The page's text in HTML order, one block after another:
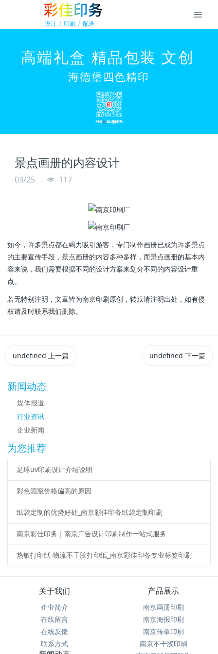
景点画册的内容设计
03/25 117
如今，许多景点都在竭力吸引游客，专门制作画册已成为许多景点
的主要宣传手段，景点画册的内容多种多样，而景点画册的基本内
容来说，我们需要根据不同的设计方案来划分不同的内容设计重
点。
若无特别注明，文章皆为南京印刷原创，转载请注明出处，如有侵
权请及时联系我们删除。
undefined 上一篇 undefined 下一篇
新闻动态
媒体报道
行业资讯
企业新闻
为您推荐
足球uv印刷设计介绍说明
彩色酒瓶价格偏高的原因
纸袋定制的优势好处_南京彩佳印务纸袋定制印刷
南京彩佳印务｜南京广告设计印刷制作一站式服务
热敏打印纸 物流不干胶打印纸_南京彩佳印务专业标签印刷
关于我们
企业简介
在线留言
在线反馈
联系方式
产品展示
南京画册印刷
南京海报印刷
南京传单印刷
南京不干胶印刷